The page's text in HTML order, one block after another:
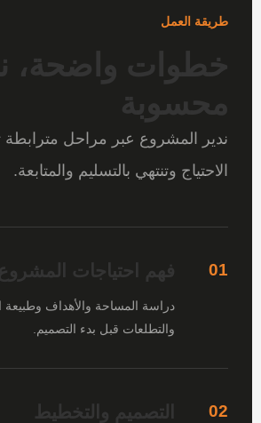
طريقة العمل
خطوات واضحة،
محسوبة
ندير المشروع عبر مراحل مترابطة
الاحتياج وتنتهي بالتسليم والمتابعة.
01 فهم احتياجات المشروع
دراسة المساحة والأهداف وطبيعة
والتطلعات قبل بدء التصميم.
02 التصميم والتخطيط